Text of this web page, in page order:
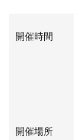
開催時間
開催場所